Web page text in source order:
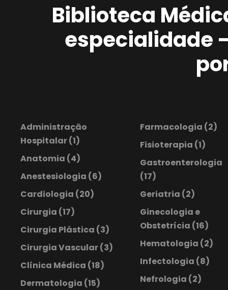
Biblioteca
especialidade
Administração
Hospitalar(1)
Anatomia (4)
Anestesiologia (6)
Cardiologia (20)
Cirurgia (17)
Cirurgia Plástica (3)
Cirurgia Vascular(3)
Clínica Médica (18)
Dermatologia (15)
Farmacologia (2)
Fisioterapia (1)
Gastroenterologia
(17)
Geriatria (2)
Ginecologia e
Obstetrícia (16)
Hematologia (2)
Infectologia (8)
Nefrologia (2)